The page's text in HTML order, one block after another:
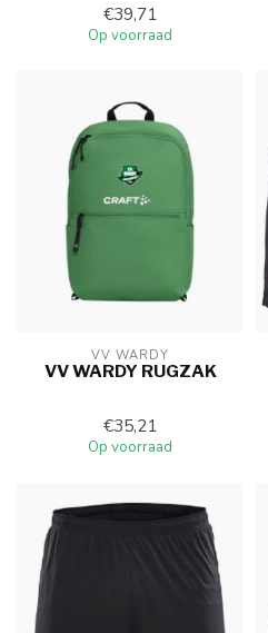
€39,71
Op voorraad
VV WARDY
VV WARDY RUGZAK
€35,21
Op voorraad